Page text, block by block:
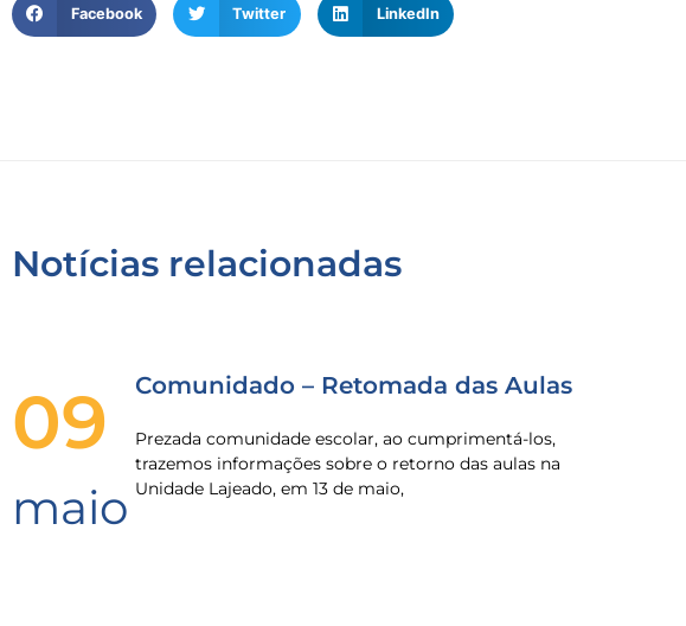
Facebook Twitter LinkedIn
Notícias relacionadas
09
maio
Comunidado – Retomada das Aulas
Prezada comunidade escolar, ao cumprimentá-los,
trazemos informações sobre o retorno das aulas na
Unidade Lajeado, em 13 de maio,